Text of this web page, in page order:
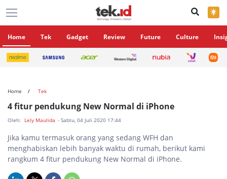
×
Home Tek Gadget Review Future Culture
Home Tek
4 fitur pendukung New Normal di iPhone
Oleh: Lely Maulida - Sabtu, 04 Juli 2020 17:44
Jika kamu termasuk orang yang sedang WFH dan
menghabiskan lebih banyak waktu di rumah, berikut kami
rangkum 4 fitur pendukung New Normal di iPhone.